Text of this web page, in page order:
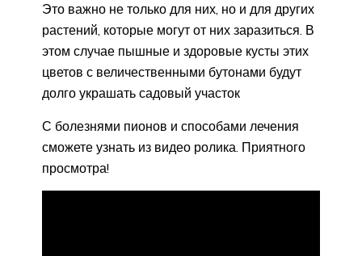
Это важно не только для них, но и для других
растений, которые могут от них заразиться. В
этом случае пышные и здоровые кусты этих
цветов с величественными бутонами будут
долго украшать садовый участок
С болезнями пионов и способами лечения
сможете узнать из видео ролика. Приятного
просмотра!